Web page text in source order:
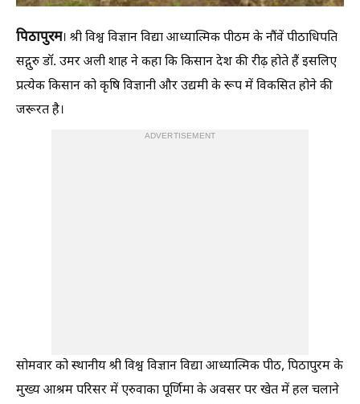
पिठापुरम। श्री विश्व विज्ञान विद्या आध्यात्मिक पीठम के नौंवें पीठाधिपति
सद्गुरु डॉ. उमर अली शाह ने कहा कि किसान देश की रीढ़ होते हैं इसलिए
प्रत्येक किसान को कृषि विज्ञानी और उद्यमी के रूप में विकसित होने की
जरूरत है।
ADVERTISEMENT
सोमवार को स्थानीय श्री विश्व विज्ञान विद्या आध्यात्मिक पीठ, पिठापुरम के
मुख्य आश्रम परिसर में एरुवाका पूर्णिमा के अवसर पर खेत में हल चलाने